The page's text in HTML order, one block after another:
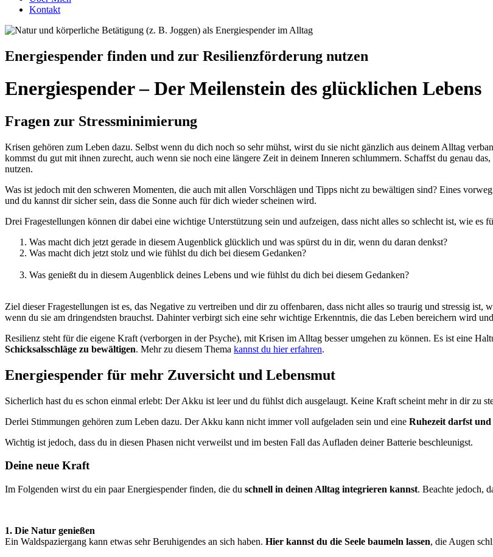
Kontakt
Energiespender finden und zur Resilienzförderung nutzen
Energiespender – Der Meilenstein des glücklichen Lebens
Fragen zur Stressminimierung
Krisen gehören zum Leben dazu. Selbst wenn du dich noch so sehr mühst, wirst du sie nicht gänzlich aus deinem Alltag
kommst du gut mit ihnen zurecht, auch wenn sie noch eine längere Zeit in deinem Inneren schlummern. Schaffst du genau
nutzen.
Was ist jedoch mit den schweren Momenten, die auch mit allen Vorschlägen und Tipps nicht zu bewältigen sind? Eines
und du kannst dir sicher sein, dass die Sonne auch für dich wieder scheinen wird.
Drei Fragestellungen können dir dabei eine wichtige Unterstützung sein und aufzeigen, dass nicht alles so schlecht ist, wie es
Was macht dich jetzt gerade in diesem Augenblick glücklich und was spürst du in dir, wenn du daran denkst?
Was macht dich jetzt stolz und wie fühlst du dich bei diesem Gedanken?
Was genießt du in diesem Augenblick deines Lebens und wie fühlst du dich bei diesem Gedanken?
Ziel dieser Fragestellungen ist es, das Negative zu vertreiben und dir zu offenbaren, dass nicht alles so traurig und stressig
wenn du sie am dringendsten brauchst. Dahinter verbirgt sich eine sehr wichtige Erkenntnis, die das Leben bereichern wird
Resilienz steht für die eigene Kraft (verborgen in der Psyche), mit Krisen im Alltag besser umgehen zu können. Es ist eine
Schicksalsschläge zu bewältigen. Mehr zu diesem Thema kannst du hier erfahren.
Energiespender für mehr Zuversicht und Lebensmut
Sicherlich hast du es schon einmal erlebt: Der Akku ist leer und du fühlst dich ausgelaugt. Keine Kraft scheint mehr in dir zu
Derlei Stimmungen gehören zum Leben dazu. Der Akku kann nicht immer voll aufgeladen sein und eine Ruhezeit darfst
Wichtig ist jedoch, dass du in diesen Phasen nicht verweilst und im besten Fall das Aufladen deiner Batterie beschleunigst.
Deine neue Kraft
Im Folgenden wirst du ein paar Energiespender finden, die du schnell in deinen Alltag integrieren kannst. Beachte jedoch,
1. Die Natur genießen
Ein Waldspaziergang kann etwas sehr Beruhigendes an sich haben. Hier kannst du die Seele baumeln lassen, die Augen